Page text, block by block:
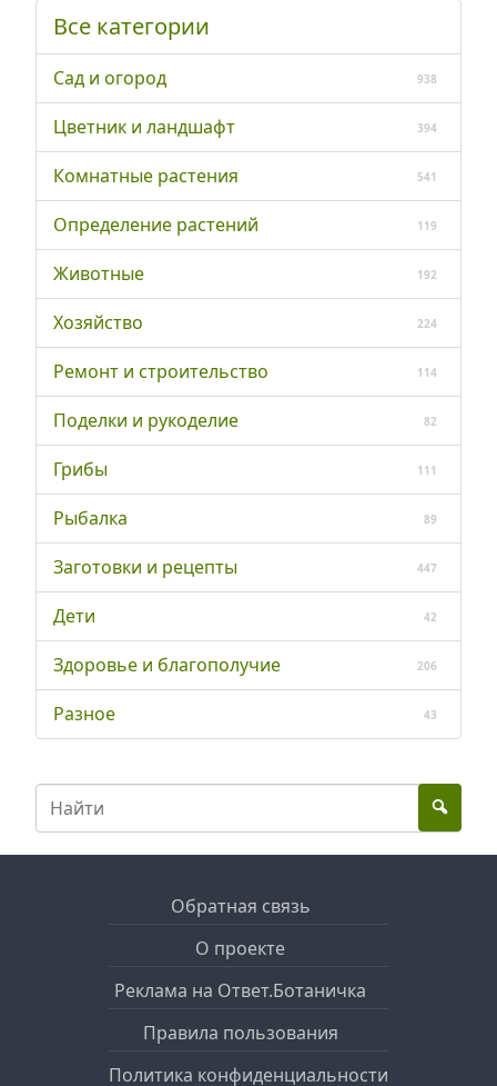
Все категории
Сад и огород 938
Цветник и ландшафт 394
Комнатные растения 541
Определение растений 119
Животные 192
Хозяйство 224
Ремонт и строительство 114
Поделки и рукоделие 82
Грибы 111
Рыбалка 89
Заготовки и рецепты 447
Дети 42
Здоровье и благополучие 206
Разное 43
Обратная связь
О проекте
Реклама на Ответ.Ботаничка
Правила пользования
Политика конфиденциальности